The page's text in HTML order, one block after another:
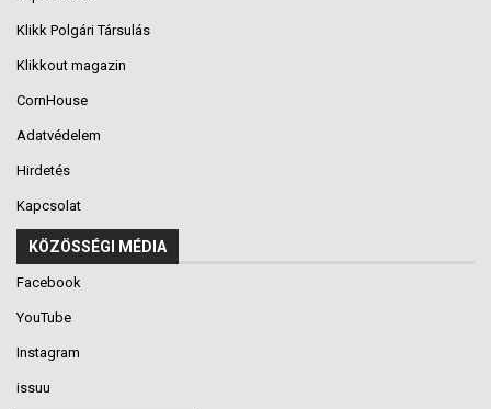
Klikk Polgári Társulás
Klikkout magazin
CornHouse
Adatvédelem
Hirdetés
Kapcsolat
KÖZÖSSÉGI MÉDIA
Facebook
YouTube
Instagram
issuu